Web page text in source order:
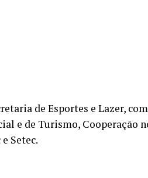
de Esportes e Lazer,
e de Turismo, Cooperação
Setec.